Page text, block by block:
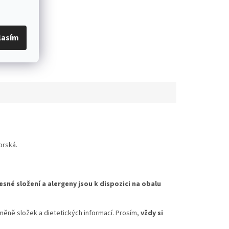
složení a alergeny jsou k dispozici na obalu
složek a dietetických informací. Prosím, vždy si